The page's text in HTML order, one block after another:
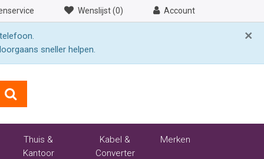
Wenslijst (0) Account
×
sneller helpen.
Thuis &
Kantoor
Kabel &
Converter
Merken